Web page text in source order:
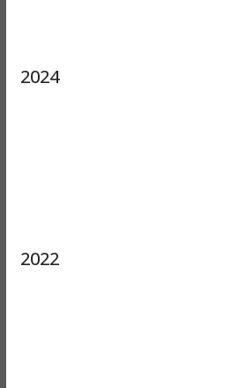
2024
2022